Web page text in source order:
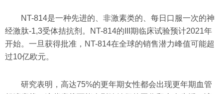
NT-814是一种先进的、非激素类的、每日口服一次的神
经激肽-1,3受体拮抗剂。NT-814的III期临床试验预计2021年
开始。一旦获得批准，NT-814在全球的销售潜力峰值可能超
过10亿欧元。
研究表明，高达75%的更年期女性都会出现更年期血管